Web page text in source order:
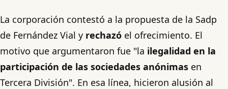
La corporación contestó a la propuesta de la Sadp
de Fernández Vial y rechazó el ofrecimiento. El
motivo que argumentaron fue "la ilegalidad en la
participación de las sociedades anónimas en
Tercera División". En esa línea, hicieron alusión al